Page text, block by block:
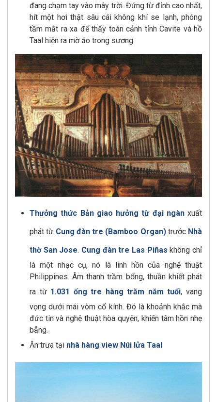
đang chạm tay vào mây trời. Đứng từ đỉnh cao nhất,
hít một hơi thật sâu cái không khí se lạnh, phóng
tầm mắt ra xa để thấy toàn cảnh tỉnh Cavite và hồ
Taal hiện ra mờ ảo trong sương
Thưởng thức Bản giao hưởng từ đại ngàn xuất
phát từ Cung đàn tre (Bamboo Organ)trước Nhà
thờ San Jose. Cung đàn tre Las Piñas không chỉ
là một nhạc cụ, nó là linh hồn của nghệ thuật
Philippines. Âm thanh trầm bổng, thuần khiết phát
ra từ 1.031 ống tre hàng trăm năm tuổi, vang
vọng dưới mái vòm cổ kính. Đó là khoảnh khắc mà
đức tin và nghệ thuật hòa quyện, khiến tâm hồn nhẹ
bẫng.
Ăn trưa tại nhà hàng view Núi lửa Taal